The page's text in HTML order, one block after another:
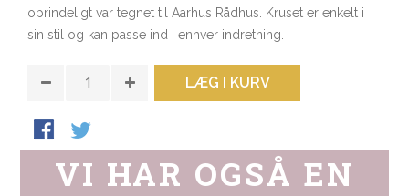
oprindeligt var tegnet til Aarhus Rådhus. Kruset er enkelt i
sin stil og kan passe ind i enhver indretning.
LÆG I KURV
VI HAR OGSÅ EN